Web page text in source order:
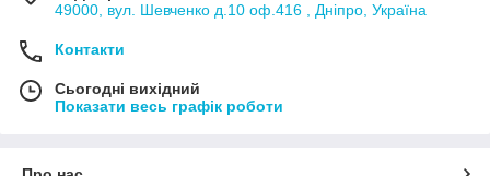
49000, вул. Шевченко д.10 оф.416 , Дніпро, Україна
Контакти
Сьогодні вихідний
Показати весь графік роботи